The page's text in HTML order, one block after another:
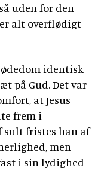
uden for den
alt overflødigt
identisk
på Gud. Det var
at Jesus
frem i
fristes han af
men
i sin lydighed